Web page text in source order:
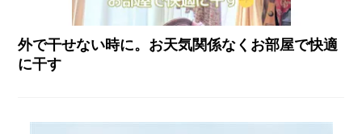
外で干せない時に。お天気関係なくお部屋で快適
に干す